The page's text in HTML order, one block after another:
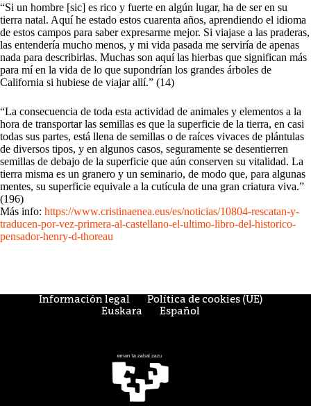
“Si un hombre [sic] es rico y fuerte en algún lugar, ha de ser en su
tierra natal. Aquí he estado estos cuarenta años, aprendiendo el idioma
de estos campos para saber expresarme mejor. Si viajase a las praderas,
las entendería mucho menos, y mi vida pasada me serviría de apenas
nada para describirlas. Muchas son aquí las hierbas que significan más
para mí en la vida de lo que supondrían los grandes árboles de
California si hubiese de viajar allí.” (14)
“La consecuencia de toda esta actividad de animales y elementos a la
hora de transportar las semillas es que la superficie de la tierra, en casi
todas sus partes, está llena de semillas o de raíces vivaces de plántulas
de diversos tipos, y en algunos casos, seguramente se desentierren
semillas de debajo de la superficie que aún conserven su vitalidad. La
tierra misma es un granero y un seminario, de modo que, para algunas
mentes, su superficie equivale a la cutícula de una gran criatura viva.”
(196)
Más info: https://www.cristinaenea.eus/es/noticias/10804-rescatan-y-
traducen-por-vez-primera-al-castellano-el-ultimo-libro-del-historico-
pensador-henry-d-thoreau
Información legal
Política de cookies (UE)
Euskara
Español